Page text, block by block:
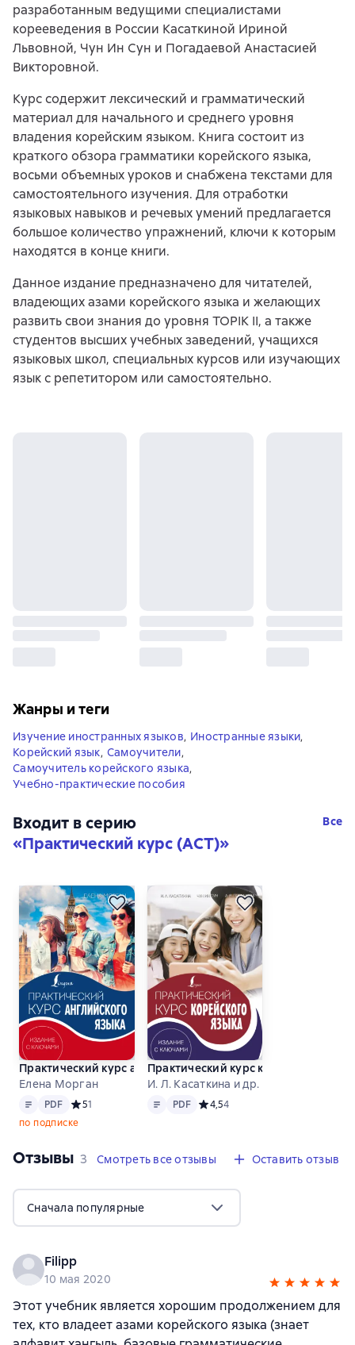
разработанным ведущими специалистами
корееведения в России Касаткиной Ириной
Львовной, Чун Ин Сун и Погадаевой Анастасией
Викторовной.
Курс содержит лексический и грамматический
материал для начального и среднего уровня
владения корейским языком. Книга состоит из
краткого обзора грамматики корейского языка,
восьми объемных уроков и снабжена текстами для
самостоятельного изучения. Для отработки
языковых навыков и речевых умений предлагается
большое количество упражнений, ключи к которым
находятся в конце книги.
Данное издание предназначено для читателей,
владеющих азами корейского языка и желающих
развить свои знания до уровня TOPIK II, а также
студентов высших учебных заведений, учащихся
языковых школ, специальных курсов или изучающих
язык с репетитором или самостоятельно.
Жанры и теги
Изучение иностранных языков, Иностранные языки,
Корейский язык, Самоучители,
Самоучитель корейского языка,
Учебно-практические пособия
Входит в серию
«Практический курс (АСТ)»
Все
Практический курс английского языка. Издание с ключами
Елена Морган
Текст PDF
PDF Средний рейтинг 5 на основе 1 оценок
51
по подписке
Практический курс корейского
И. Л. Касаткина и др.
Текст PDF
PDF Средний рейтинг 4,5 на основе
4,54
Отзывы 3 отзыва
3 Смотреть все отзывы Оставить отзыв
Сначала популярные
Filipp
10 мая 2020
Этот учебник является хорошим продолжением для
тех, кто владеет азами корейского языка (знает